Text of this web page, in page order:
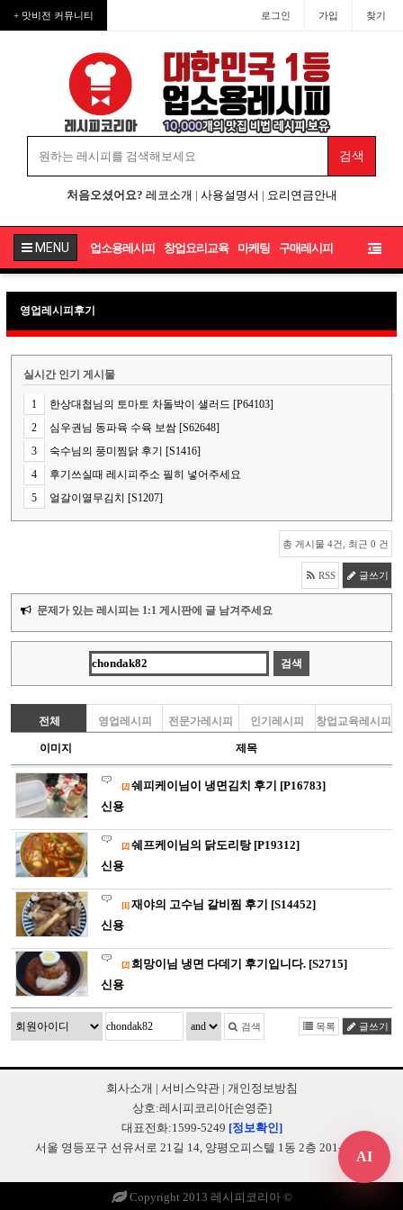
+ 맛비전 커뮤니티 로그인 가입 찾기
처음오셨어요? 레코소개 | 사용설명서 | 요리연금안내
MENU 업소용레시피 창업요리교육 마케팅 구매레시피
영업레시피후기
실시간 인기 게시물
1
한상대첩님의 토마토 차돌박이 샐러드 [P64103]
2
심우권님 동파육 수육 보쌈 [S62648]
3
숙수님의 풍미찜닭 후기 [S1416]
4
후기쓰실때 레시피주소 필히 넣어주세요
5
얼갈이열무김치 [S1207]
총 게시물 4건, 최근 0 건
RSS 글쓰기
문제가 있는 레시피는 1:1 게시판에 글 남겨주세요
전체 영업레시피 전문가레시피 인기레시피 창업교육레시피
이미지 제목
[2] 쉐피케이님이 냉면김치 후기 [P16783]
신용
[2] 쉐프케이님의 닭도리탕 [P19312]
신용
[1] 재야의 고수님 갈비찜 후기 [S14452]
신용
[2] 희망이님 냉면 다데기 후기입니다. [S2715]
신용
검색 목록 글쓰기
회사소개 | 서비스약관| 개인정보방침
상호:레시피코리아[손영준]
대표전화:1599-5249 [정보확인]
서울 영등포구 선유서로 21길 14, 양평오피스텔 1동 2층 201-B248
Copyright 2013 레시피코리아 ©
AI